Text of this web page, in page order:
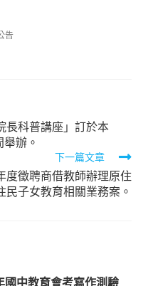
告
長科普講座」訂於本
辦。
下一篇文章
度徵聘商借教師辦理原住
民子女教育相關業務案。
中教育會考寫作測驗